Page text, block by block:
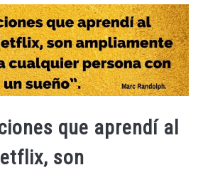
que aprendí al
son